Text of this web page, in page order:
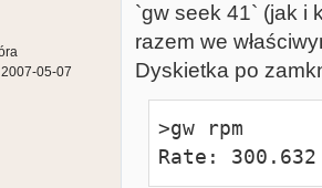
2007-05-07
`gw seek 41` (jak i
razem we
Dyskietka po
>gw rpm
Rate: